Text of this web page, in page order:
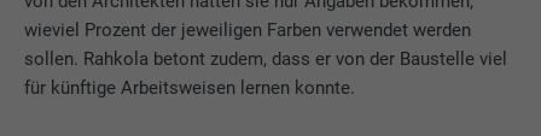
wieviel Prozent der jeweiligen Farben verwendet werden
sollen. Rahkola betont zudem, dass er von der Baustelle viel
für künftige Arbeitsweisen lernen konnte.
Name cookie_optin
Anbieter
Zweck
Registriert eine eindeutige ID, die verwendet
wird, um statistische Daten dazu, wieder
Besucher die Website nutzt, zu generieren.
personalisierte Werbung anzuzeigen. Sie tun dies, indem sie
Besucher über Websites hinweg beobachten. Wenn diese
Cookies akzeptiert werden, bedarf der Zugriff auf Inhalte von
Videoplattformen und Social-Media-Plattformen keiner